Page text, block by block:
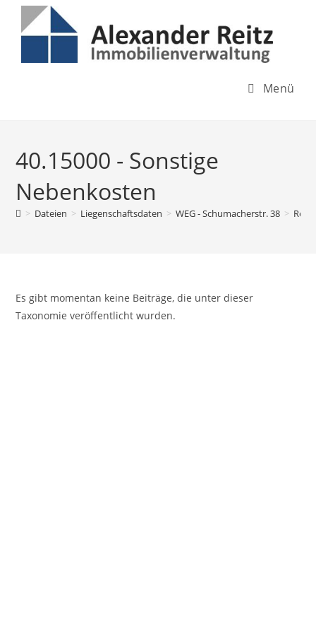
springen
Inhalt
Menü
40.15000 - Sonstige
Nebenkosten
> Dateien > Liegenschaftsdaten > WEG - Schumacherstr. 38 >
Es gibt momentan keine Beiträge, die unter dieser
Taxonomie veröffentlicht wurden.